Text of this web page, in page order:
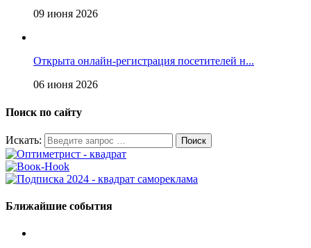
09 июня 2026
Открыта онлайн-регистрация посетителей н...
06 июня 2026
Поиск по сайту
Искать:
Ближайшие события